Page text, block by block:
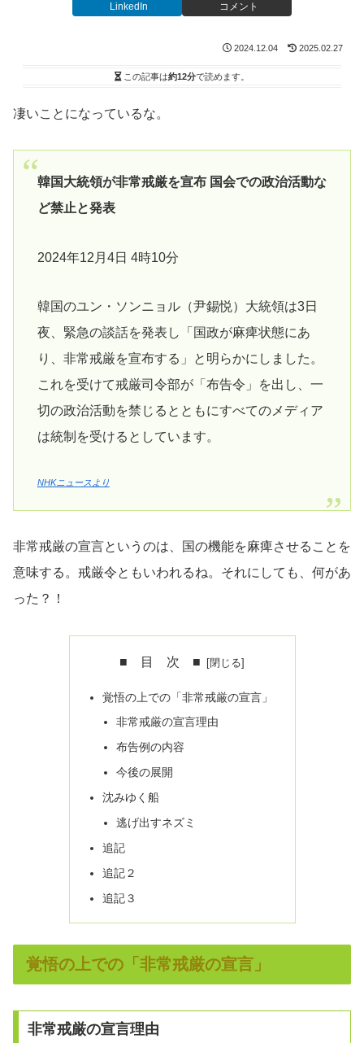
LinkedIn コメント
2024.12.04 2025.02.27
この記事は約12分で読めます。
凄いことになっているな。
韓国大統領が非常戒厳を宣布 国会での政治活動な
ど禁止と発表
2024年12月4日 4時10分
韓国のユン・ソンニョル（尹錫悦）大統領は3日
夜、緊急の談話を発表し「国政が麻痺状態にあ
り、非常戒厳を宣布する」と明らかにしました。
これを受けて戒厳司令部が「布告令」を出し、一
切の政治活動を禁じるとともにすべてのメディア
は統制を受けるとしています。
NHKニュースより
非常戒厳の宣言というのは、国の機能を麻痺させることを
意味する。戒厳令ともいわれるね。それにしても、何があ
った？！
■ 目 次 ■
覚悟の上での「非常戒厳の宣言」
非常戒厳の宣言理由
布告例の内容
今後の展開
沈みゆく船
逃げ出すネズミ
追記
追記２
追記３
覚悟の上での「非常戒厳の宣言」
非常戒厳の宣言理由